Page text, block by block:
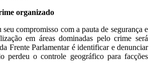
organizado
compromisso com a pauta de segurança e
em áreas dominadas pelo crime será
Frente Parlamentar é identificar e denunciar
perdeu o controle geográfico para facções